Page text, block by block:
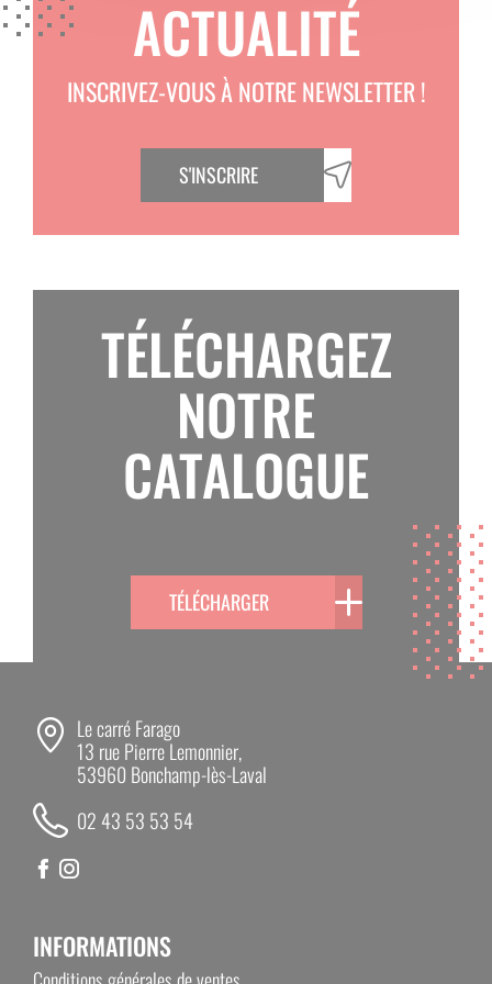
ACTUALITÉ
INSCRIVEZ-VOUS À NOTRE NEWSLETTER !
S'INSCRIRE
TÉLÉCHARGEZ
NOTRE
CATALOGUE
TÉLÉCHARGER
Le carré Farago
13 rue Pierre Lemonnier,
53960 Bonchamp-lès-Laval
02 43 53 53 54
INFORMATIONS